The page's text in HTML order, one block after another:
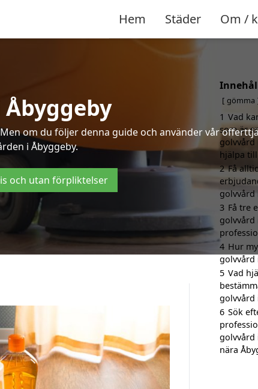
Hem Städer Om /
om du följer denna guide och använder vår
i Åbyggeby.
och utan förpliktelser
gömma
1 Vad
som är
golvvård
hjälpa
2 Få
golvvård
3 Få tre
golvvård
4 Hur
golvvård
5 Vad
golvvård
6 Sök
golvvård
nära